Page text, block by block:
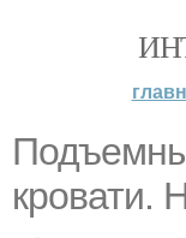
кровати.